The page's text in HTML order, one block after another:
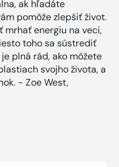
ak hľadáte
pomôže zlepšiť život.
mrhať energiu na veci,
toho sa sústrediť
plná rád, ako môžete
svojho života, a
- Zoe West,